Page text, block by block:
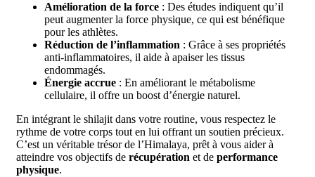
Amélioration de la force : Des études indiquent qu’il
peut augmenter la force physique, ce qui est bénéfique
pour les athlètes.
Réduction de l’inflammation : Grâce à ses propriétés
anti-inflammatoires, il aide à apaiser les tissus
endommagés.
Énergie accrue : En améliorant le métabolisme
cellulaire, il offre un boost d’énergie naturel.
En intégrant le shilajit dans votre routine, vous respectez le
rythme de votre corps tout en lui offrant un soutien précieux.
C’est un véritable trésor de l’Himalaya, prêt à vous aider à
atteindre vos objectifs de récupération et de performance
physique.